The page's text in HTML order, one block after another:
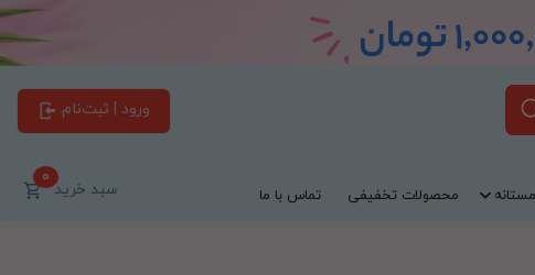
ورود | ثبت‌نام
محصولات تخفیفی تماس با ما سبد خرید0